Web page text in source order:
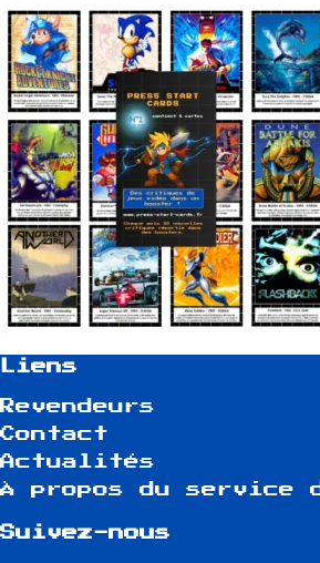
Liens
Revendeurs
Contact
Actualités
À propos du service
Suivez-nous